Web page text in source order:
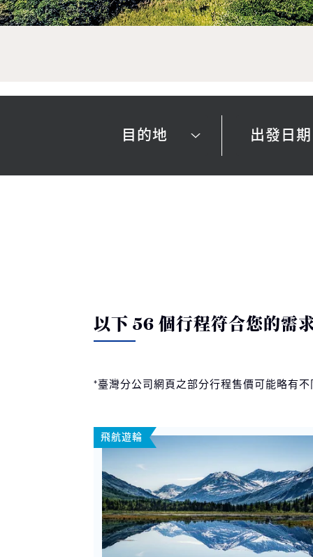
目的地 出發日期
以下 56 個行程符合您的需
*臺灣分公司網頁之部分行程售價可能略有
飛航遊輪